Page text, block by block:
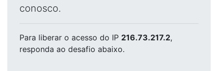
conosco.
Para liberar o acesso do IP 216.73.217.2,
responda ao desafio abaixo.